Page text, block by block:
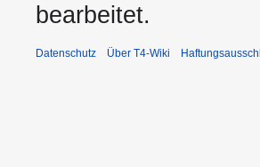
bearbeitet.
Datenschutz Über T4-Wiki